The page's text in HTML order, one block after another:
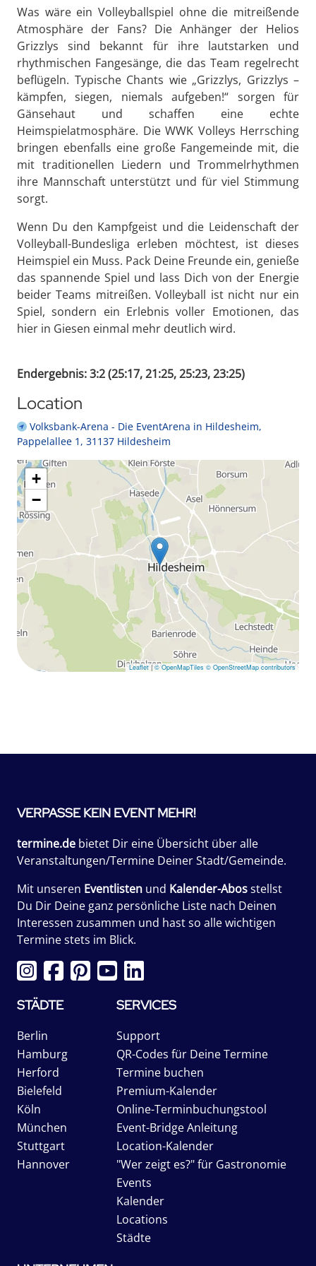
Was wäre ein Volleyballspiel ohne die mitreißende
Atmosphäre der Fans? Die Anhänger der Helios
Grizzlys sind bekannt für ihre lautstarken und
rhythmischen Fangesänge, die das Team regelrecht
beflügeln. Typische Chants wie „Grizzlys, Grizzlys –
kämpfen, siegen, niemals aufgeben!“ sorgen für
Gänsehaut und schaffen eine echte
Heimspielatmosphäre. Die WWK Volleys Herrsching
bringen ebenfalls eine große Fangemeinde mit, die
mit traditionellen Liedern und Trommelrhythmen
ihre Mannschaft unterstützt und für viel Stimmung
sorgt.
Wenn Du den Kampfgeist und die Leidenschaft der
Volleyball-Bundesliga erleben möchtest, ist dieses
Heimspiel ein Muss. Pack Deine Freunde ein, genieße
das spannende Spiel und lass Dich von der Energie
beider Teams mitreißen. Volleyball ist nicht nur ein
Spiel, sondern ein Erlebnis voller Emotionen, das
hier in Giesen einmal mehr deutlich wird.
Endergebnis: 3:2 (25:17, 21:25, 25:23, 23:25)
Location
Volksbank-Arena - Die EventArena in Hildesheim,
Pappelallee 1, 31137 Hildesheim
+
−
Leaflet | © OpenMapTiles © OpenStreetMap contributors
VERPASSE KEIN EVENT MEHR!
termine.de bietet Dir eine Übersicht über alle
Veranstaltungen/Termine Deiner Stadt/Gemeinde.
Mit unseren Eventlisten und Kalender-Abosstellst
Du Dir Deine ganz persönliche Liste nach Deinen
Interessen zusammen und hast so alle wichtigen
Termine stets im Blick.
STÄDTE
Berlin
Hamburg
Herford
Bielefeld
Köln
München
Stuttgart
Hannover
SERVICES
Support
QR-Codes für Deine Termine
Termine buchen
Premium-Kalender
Online-Terminbuchungstool
Event-Bridge Anleitung
Location-Kalender
"Wer zeigt es?" für Gastronomie
Events
Kalender
Locations
Städte